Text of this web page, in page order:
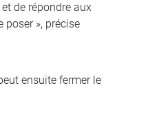
de répondre aux
poser », précise
ensuite fermer le